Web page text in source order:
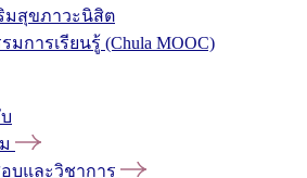
มสุขภาวะนิสิต
การเรียนรู้ (Chula MOOC)
บและวิชาการ